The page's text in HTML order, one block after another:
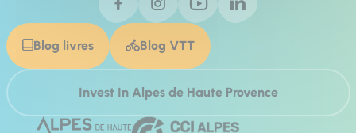
Blog livres Blog VTT
Invest In Alpes de Haute Provence